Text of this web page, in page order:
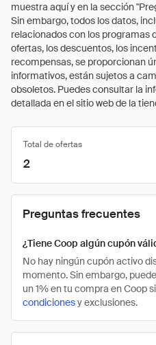
muestra aquí y en la sección
Sin embargo, todos los datos,
relacionados con los programas
ofertas, los descuentos, los
recompensas, se proporcionan
informativos, están sujetos a
obsoletos. Puedes consultar la
detallada en el sitio web de la
Total de ofertas
2
Preguntas frecuentes
¿Tiene Coop algún cupón
No hay ningún cupón activo
momento. Sin embargo,
un 1% en tu compra en Coop
condicionesy exclusiones.